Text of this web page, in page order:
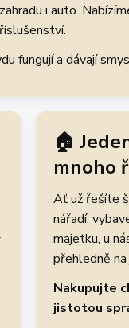
i auto.
fungují a dávají
🏠
mnoho
Ať už řešíte
nářadí,
majetku, u
přehledně
Nakupujte
jistotou